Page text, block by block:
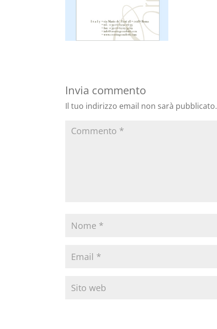
Invia commento
Il tuo indirizzo email non sarà pubblicato.